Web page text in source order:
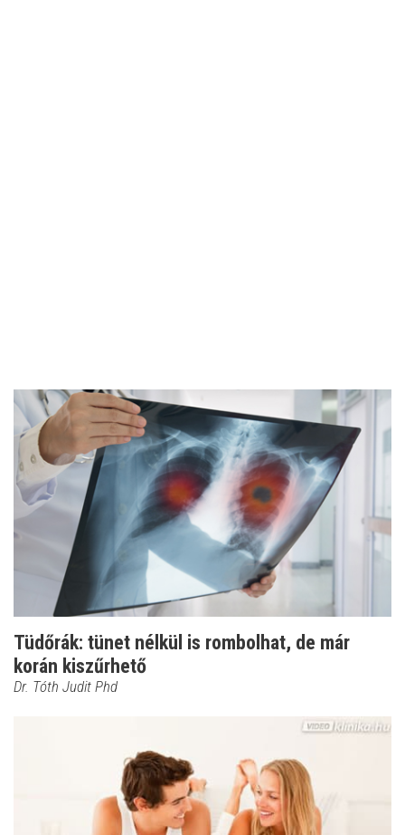
Tüdőrák: tünet nélkül is rombolhat, de már
korán kiszűrhető
Dr. Tóth Judit Phd